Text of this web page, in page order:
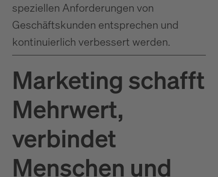
speziellen Anforderungen von
Geschäftskunden entsprechen und
kontinuierlich verbessert werden.
Marketing schafft
Mehrwert,
verbindet
Menschen und